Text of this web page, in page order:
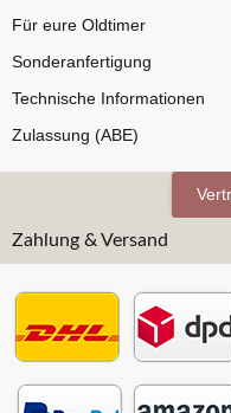
Für eure Oldtimer
Sonderanfertigung
Technische Informationen
Zulassung (ABE)
Zahlung & Versand